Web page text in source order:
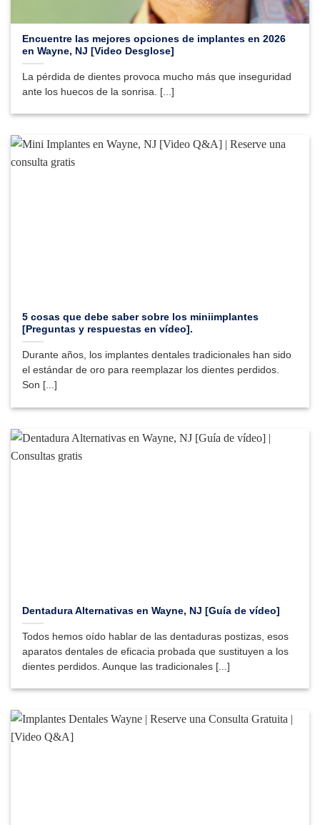
Encuentre las mejores opciones de implantes en 2026
en Wayne, NJ [Video Desglose]
La pérdida de dientes provoca mucho más que inseguridad
ante los huecos de la sonrisa. [...]
5 cosas que debe saber sobre los miniimplantes
[Preguntas y respuestas en vídeo].
Durante años, los implantes dentales tradicionales han sido
el estándar de oro para reemplazar los dientes perdidos.
Son [...]
Dentadura Alternativas en Wayne, NJ [Guía de vídeo]
Todos hemos oído hablar de las dentaduras postizas, esos
aparatos dentales de eficacia probada que sustituyen a los
dientes perdidos. Aunque las tradicionales [...]